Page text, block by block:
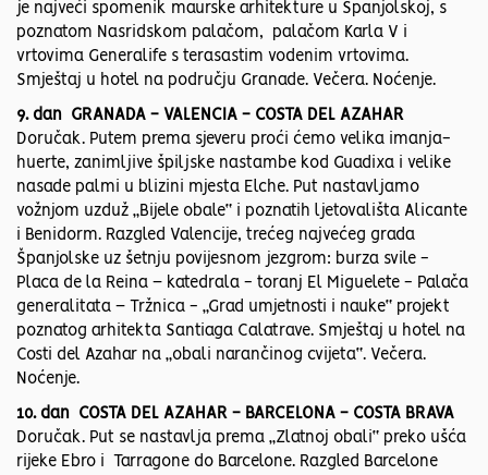
je najveći spomenik maurske arhitekture u Španjolskoj, s
poznatom Nasridskom palačom, palačom Karla V i
vrtovima Generalife s terasastim vodenim vrtovima.
Smještaj u hotel na području Granade. Večera. Noćenje.
9. dan GRANADA - VALENCIA - COSTA DEL AZAHAR
Doručak. Putem prema sjeveru proći ćemo velika imanja-
huerte, zanimljive špiljske nastambe kod Guadixa i velike
nasade palmi u blizini mjesta Elche. Put nastavljamo
vožnjom uzduž „Bijele obale“ i poznatih ljetovališta Alicante
i Benidorm. Razgled Valencije, trećeg najvećeg grada
Španjolske uz šetnju povijesnom jezgrom: burza svile -
Placa de la Reina – katedrala - toranj El Miguelete - Palača
generalitata – Tržnica - „Grad umjetnosti i nauke“ projekt
poznatog arhitekta Santiaga Calatrave. Smještaj u hotel na
Costi del Azahar na „obali narančinog cvijeta“. Večera.
Noćenje.
10. dan COSTA DEL AZAHAR - BARCELONA - COSTA BRAVA
Doručak. Put se nastavlja prema „Zlatnoj obali“ preko ušća
rijeke Ebro i Tarragone do Barcelone. Razgled Barcelone